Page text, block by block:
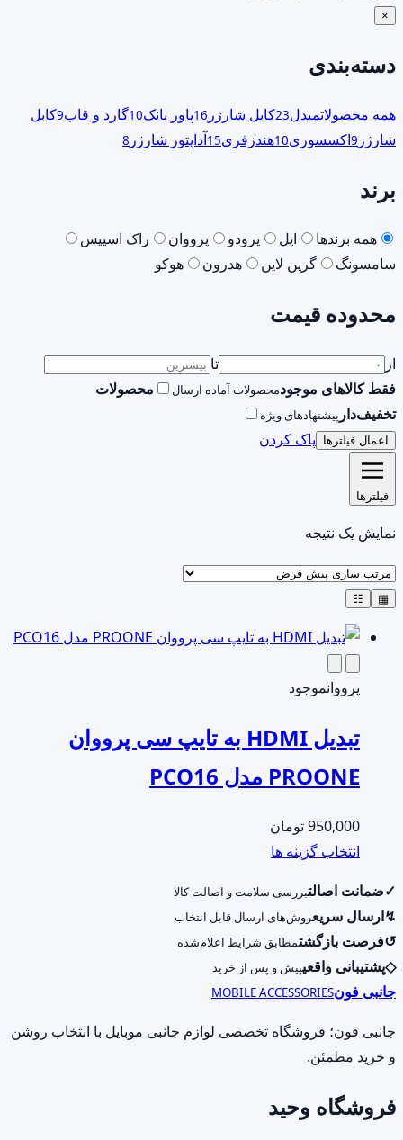
×
دسته‌بندی
همه محصولاتمبدل23کابل شارژر 16پاور بانک10گارد و قاب9کابل
شارژر 9اکسسوری10هندزفری15آداپتور شارژر 8
برند
همه برندها اپل پرودو پرووان
راک اسپیس
سامسونگ
گرین لاین هدرون هوکو
محدوده قیمت
از
تا
فقط کالاهای موجودمحصولات آماده ارسال
محصولات
تخفیف‌دار پیشنهادهای ویژه
اعمال فیلترها پاک کردن
فیلترها
نمایش یک نتیجه
▦
☷
پرووانموجود
تبدیل HDMI به تایپ سی پرووان
PROONE مدل PCO16
950,000تومان
انتخاب گزینه ها
دارای
انواع
مختلفی
می
باشد.
گزینه
است
✓ضمانت اصالتبررسی سلامت و اصالت کالا
↯ارسال سریعروش‌های ارسال قابل انتخاب
↺فرصت بازگشتمطابق شرایط اعلام‌شده
◇پشتیبانی واقعیپیش و پس از خرید
جانبی فونMOBILE ACCESSORIES
جانبی فون؛ فروشگاه تخصصی لوازم جانبی موبایل با انتخاب روشن
و خرید مطمئن.
فروشگاه وحید